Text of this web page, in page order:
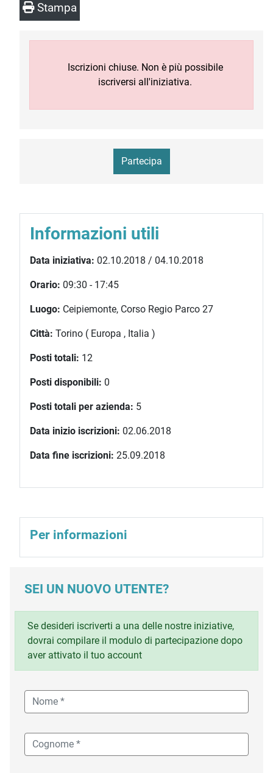
Stampa
Iscrizioni chiuse. Non è più possibile
iscriversi all'iniziativa.
Partecipa
Informazioni utili
Data iniziativa: 02.10.2018 / 04.10.2018
Orario: 09:30 - 17:45
Luogo: Ceipiemonte, Corso Regio Parco 27
Città: Torino ( Europa , Italia )
Posti totali: 12
Posti disponibili: 0
Posti totali per azienda: 5
Data inizio iscrizioni: 02.06.2018
Data fine iscrizioni: 25.09.2018
Per informazioni
SEI UN NUOVO UTENTE?
Se desideri iscriverti a una delle nostre iniziative,
dovrai compilare il modulo di partecipazione dopo
aver attivato il tuo account